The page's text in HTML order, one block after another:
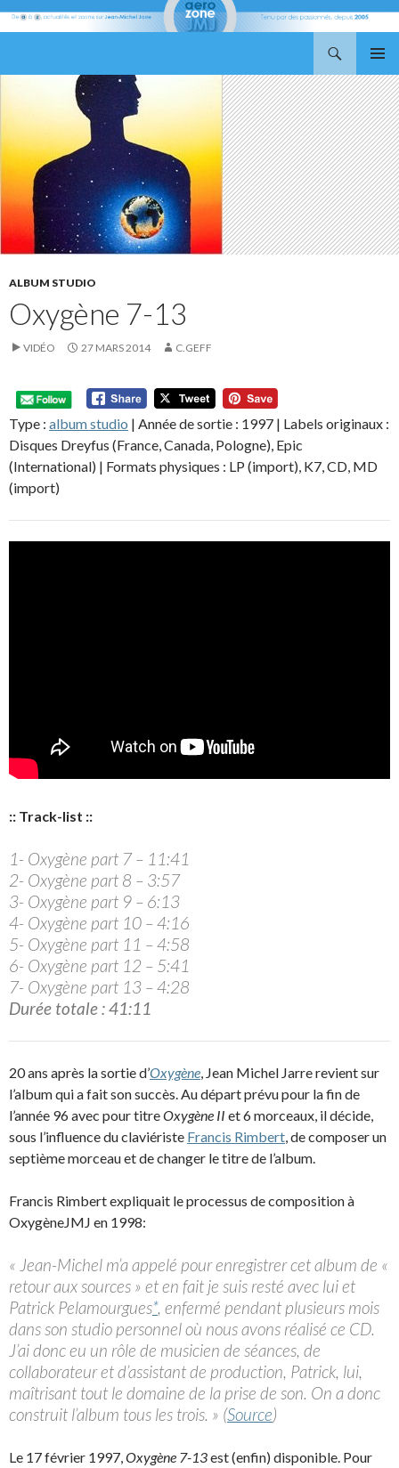
MENU
CONTENU
ALBUM STUDIO
Oxygène 7-13
VIDÉO 27 MARS 2014 C.GEFF
Type : album studio | Année de sortie : 1997 | Labels originaux :
Disques Dreyfus (France, Canada, Pologne), Epic
(International) | Formats physiques : LP (import), K7, CD, MD
(import)
:: Track-list ::
1- Oxygène part 7 – 11:41
2- Oxygène part 8 – 3:57
3- Oxygène part 9 – 6:13
4- Oxygène part 10 – 4:16
5- Oxygène part 11 – 4:58
6- Oxygène part 12 – 5:41
7- Oxygène part 13 – 4:28
Durée totale : 41:11
20 ans après la sortie d’Oxygène, Jean Michel Jarre revient sur
l’album qui a fait son succès. Au départ prévu pour la fin de
l’année 96 avec pour titreOxygène II et 6 morceaux, il décide,
sous l’influence du claviériste Francis Rimbert, de composer un
septième morceau et de changer le titre de l’album.
Francis Rimbert expliquait le processus de composition à
OxygèneJMJ en 1998:
« Jean-Michel m’a appelé pour enregistrer cet album de «
retour aux sources » et en fait je suis resté avec lui et
Patrick Pelamourgues*, enfermé pendant plusieurs mois
dans son studio personnel où nous avons réalisé ce CD.
J’ai donc eu un rôle de musicien de séances, de
collaborateur et d’assistant de production, Patrick, lui,
maîtrisant tout le domaine de la prise de son. On a donc
construit l’album tous les trois. » (Source)
Le 17 février 1997,Oxygène 7-13est (enfin) disponible. Pour